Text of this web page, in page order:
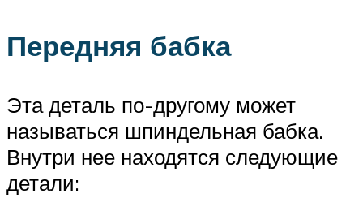
Передняя бабка
Эта деталь по-другому может
называться шпиндельная бабка.
Внутри нее находятся следующие
детали: